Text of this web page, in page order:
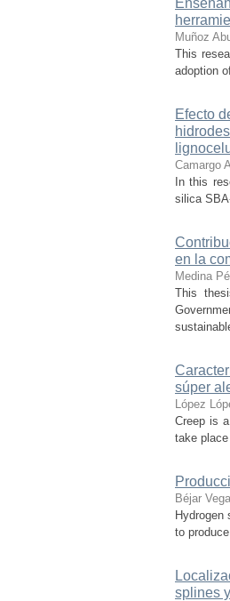
Muñoz
This
adoption
Efecto
Camargo
In this
silica
en la
Medina
This
súper
López
Creep is
take
Béjar
Hydrogen
to
splines